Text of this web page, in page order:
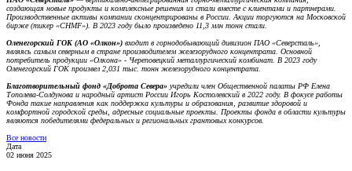
создающая новые продукты и комплексные решения из стали вместе с клиентами и партнерами.
Производственные активы компании сконцентрированы в России. Акции торгуются на Московской
бирже (тикер «CHMF»). В 2023 году было произведено 11,3 млн тонн стали.
Оленегорский ГОК (АО «Олкон») входит в горнодобывающий дивизион ПАО «Северсталь»,
являясь самым северным в стране производителем железорудного концентрата. Основной
потребитель продукции «Олкона» - Череповецкий металлургический комбинат. В 2023 году
Оленегорский ГОК произвел 2,031 тыс. тонн железорудного концентрата.
Благотворительный фонд «Доброта Севера» учредили член Общественной палаты РФ Елена
Тополева-Солдунова и народный артист России Игорь Костолевский в 2022 году. В фокусе работы
Фонда такие направления как поддержка культуры и образования, развитие здоровой и
комфортной городской среды, адресные социальные проекты. Проекты фонда в области культуры
являются победителями федеральных и региональных грантовых конкурсов.
Все новости
Дата
02 июня 2025